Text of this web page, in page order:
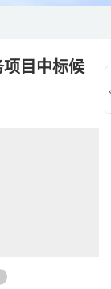
目中标候